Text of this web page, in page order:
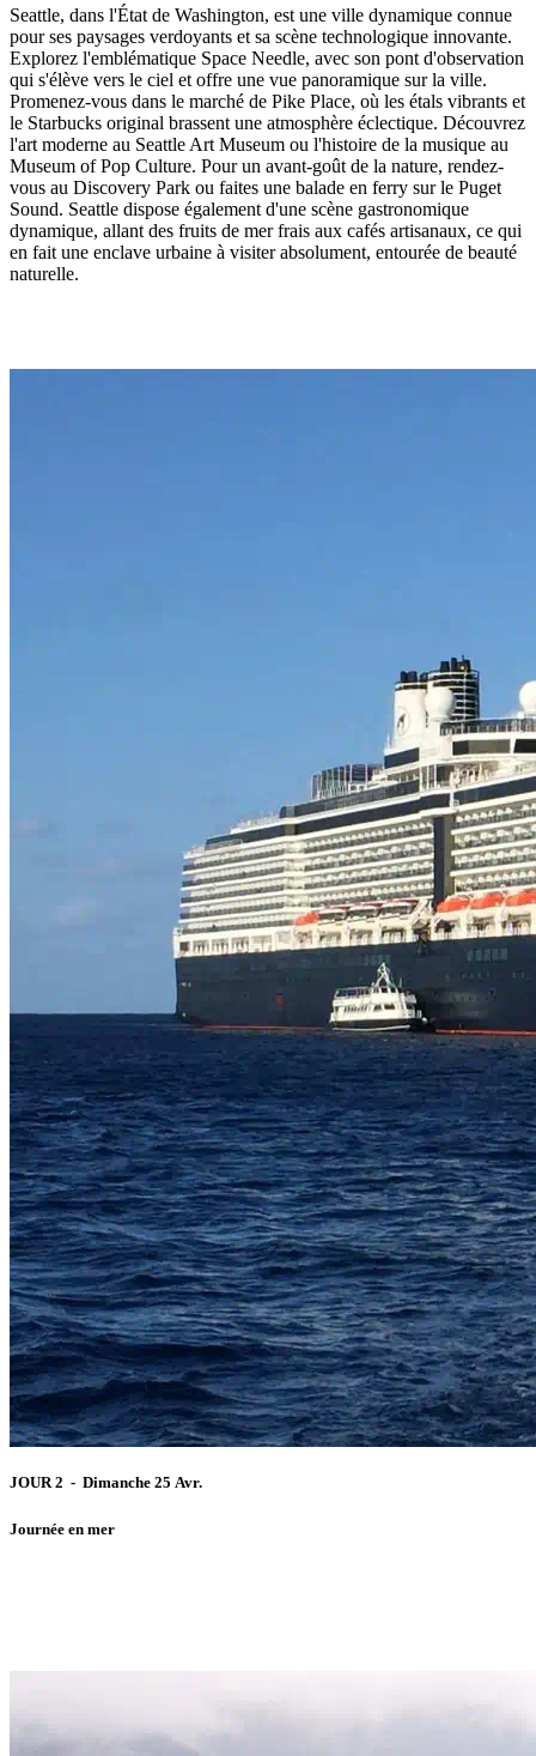
Seattle, dans l'État de Washington, est une ville dynamique connue
pour ses paysages verdoyants et sa scène technologique innovante.
Explorez l'emblématique Space Needle, avec son pont d'observation
qui s'élève vers le ciel et offre une vue panoramique sur la ville.
Promenez-vous dans le marché de Pike Place, où les étals vibrants et
le Starbucks original brassent une atmosphère éclectique. Découvrez
l'art moderne au Seattle Art Museum ou l'histoire de la musique au
Museum of Pop Culture. Pour un avant-goût de la nature, rendez-
vous au Discovery Park ou faites une balade en ferry sur le Puget
Sound. Seattle dispose également d'une scène gastronomique
dynamique, allant des fruits de mer frais aux cafés artisanaux, ce qui
en fait une enclave urbaine à visiter absolument, entourée de beauté
naturelle.
JOUR 2 - Dimanche 25 Avr.
Journée en mer